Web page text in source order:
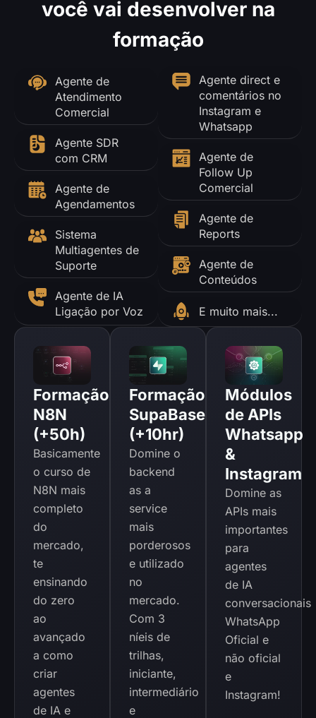
você vai desenvolver na
formação
Agente de
Atendimento
Comercial
Agente SDR
com CRM
Agente de
Agendamentos
Sistema
Multiagentes de
Suporte
Agente de IA
Ligação por Voz
Agente direct e
comentários no
Instagram e
Whatsapp
Agente de
Follow Up
Comercial
Agente de
Reports
Agente de
Conteúdos
E muito mais...
Formação
N8N
(+50h)
Basicamente
o curso de
N8N mais
completo
do
mercado,
te
ensinando
do zero
ao
avançado
a como
criar
agentes
de IA e
Formação
SupaBase
(+10hr)
Domine o
backend
as a
service
mais
porderosos
e utilizado
no
mercado.
Com 3
níeis de
trilhas,
iniciante,
intermediário
e
Módulos
de APIs
Whatsapp
&
Instagram
Domine as
APIs mais
importantes
para
agentes
de IA
conversacionais
WhatsApp
Oficial e
não oficial
e
Instagram!